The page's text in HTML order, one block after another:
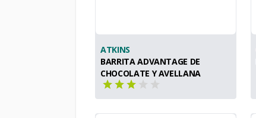
ATKINS
BARRITA ADVANTAGE DE
CHOCOLATE Y AVELLANA